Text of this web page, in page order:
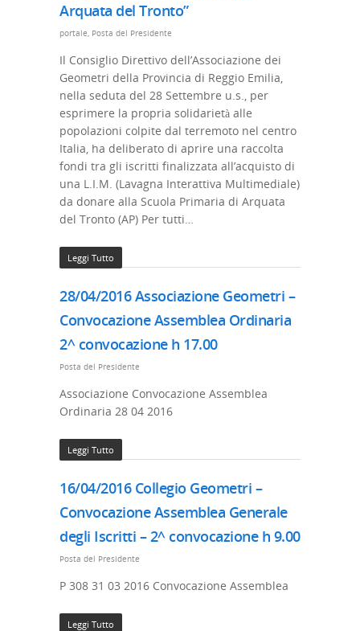
Arquata del Tronto”
portale, Posta del Presidente
Il Consiglio Direttivo dell’Associazione dei
Geometri della Provincia di Reggio Emilia,
nella seduta del 28 Settembre u.s., per
esprimere la propria solidarietà alle
popolazioni colpite dal terremoto nel centro
Italia, ha deliberato di aprire una raccolta
fondi tra gli iscritti finalizzata all’acquisto di
una L.I.M. (Lavagna Interattiva Multimediale)
da donare alla Scuola Primaria di Arquata
del Tronto (AP) Per tutti…
Leggi Tutto
28/04/2016 Associazione Geometri –
Convocazione Assemblea Ordinaria
2^ convocazione h 17.00
Posta del Presidente
Associazione Convocazione Assemblea
Ordinaria 28 04 2016
Leggi Tutto
16/04/2016 Collegio Geometri –
Convocazione Assemblea Generale
degli Iscritti – 2^ convocazione h 9.00
Posta del Presidente
P 308 31 03 2016 Convocazione Assemblea
Leggi Tutto